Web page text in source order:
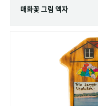
매화꽃 그림 액자